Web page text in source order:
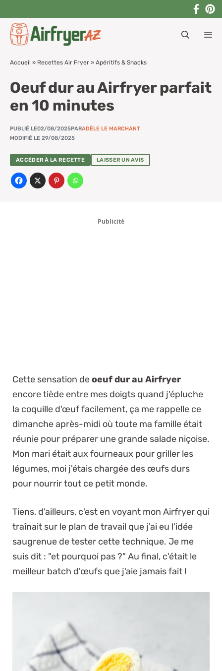
contenu
Accueil » Recettes Air Fryer » Apéritifs & Snacks
Oeuf dur au Airfryer parfait
en 10 minutes
PUBLIÉ LE02/08/2025PARADÈLE LE MARCHANT
MODIFIÉ LE 29/08/2025
ACCÉDER À LA RECETTE LAISSER UN AVIS
Publicité
Cette sensation deoeuf dur au Airfryer
encore tiède entre mes doigts quand j'épluche
la coquille d'œuf facilement, ça me rappelle ce
dimanche après-midi où toute ma famille était
réunie pour préparer une grande salade niçoise.
Mon mari était aux fourneaux pour griller les
légumes, moi j'étais chargée des œufs durs
pour nourrir tout ce petit monde.
Tiens, d'ailleurs, c'est en voyant mon Airfryer qui
traînait sur le plan de travail que j'ai eu l'idée
saugrenue de tester cette technique. Je me
suis dit : "et pourquoi pas ?" Au final, c'était le
meilleur batch d'œufs que j'aie jamais fait !